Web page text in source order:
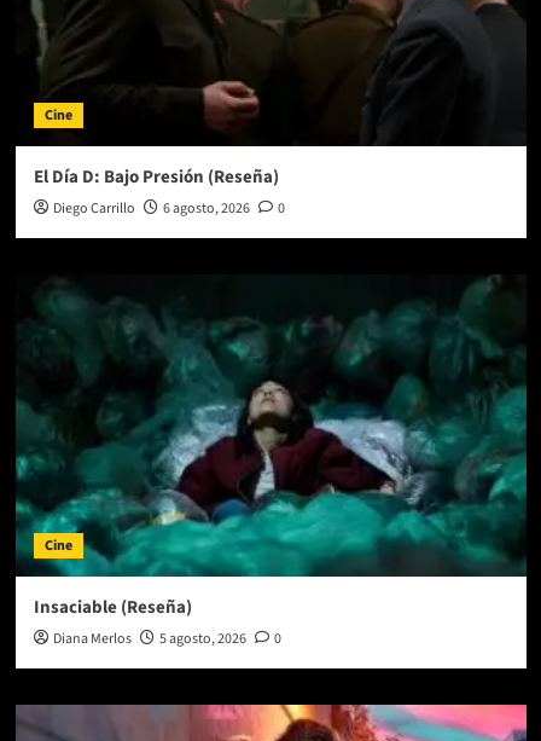
Tren
Suburbano
Cine
El Día D: Bajo Presión (Reseña)
Diego Carrillo 6 agosto, 2026 0
Cine
Insaciable (Reseña)
Diana Merlos 5 agosto, 2026 0